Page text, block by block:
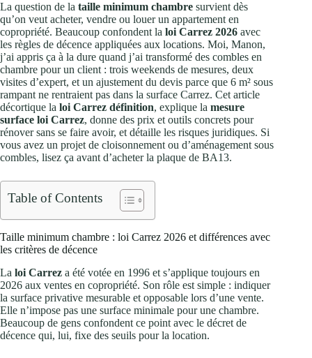
La question de la taille minimum chambre survient dès
qu’on veut acheter, vendre ou louer un appartement en
copropriété. Beaucoup confondent la loi Carrez 2026 avec
les règles de décence appliquées aux locations. Moi, Manon,
j’ai appris ça à la dure quand j’ai transformé des combles en
chambre pour un client : trois weekends de mesures, deux
visites d’expert, et un ajustement du devis parce que 6 m² sous
rampant ne rentraient pas dans la surface Carrez. Cet article
décortique la loi Carrez définition, explique la mesure
surface loi Carrez, donne des prix et outils concrets pour
rénover sans se faire avoir, et détaille les risques juridiques. Si
vous avez un projet de cloisonnement ou d’aménagement sous
combles, lisez ça avant d’acheter la plaque de BA13.
Table of Contents
Taille minimum chambre : loi Carrez 2026 et différences avec
les critères de décence
La loi Carrez a été votée en 1996 et s’applique toujours en
2026 aux ventes en copropriété. Son rôle est simple : indiquer
la surface privative mesurable et opposable lors d’une vente.
Elle n’impose pas une surface minimale pour une chambre.
Beaucoup de gens confondent ce point avec le décret de
décence qui, lui, fixe des seuils pour la location.